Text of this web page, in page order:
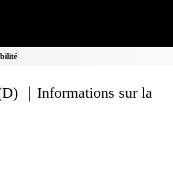
｜Informations sur la